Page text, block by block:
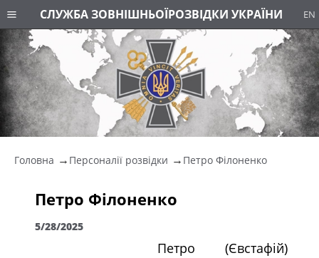
СЛУЖБА ЗОВНІШНЬОЇРОЗВІДКИ УКРАЇНИ EN
Головна Персоналії розвідки Петро Філоненко
Петро Філоненко
5/28/2025
Петро (Євстафій)